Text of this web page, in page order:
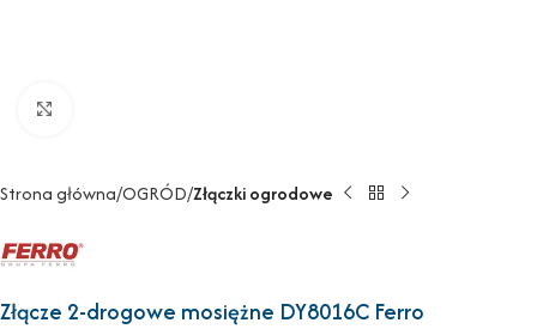
Strona główna OGRÓD Złączki ogrodowe
Złącze 2-drogowe mosiężne DY8016C Ferro